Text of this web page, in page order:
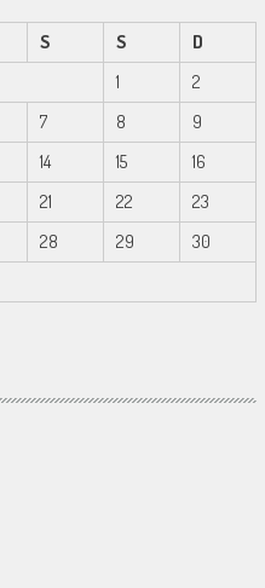
S S
D
1
2
7 8
9
14 15
16
21 22
23
28 29
30